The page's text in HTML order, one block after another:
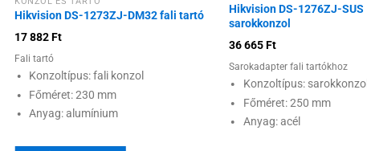
Hikvision DS-1273ZJ-DM32 fali tartó
17 882Ft
Fali tartó
Konzoltípus: fali konzol
Főméret: 230 mm
Anyag: alumínium
Hikvision DS-1276ZJ-SUS
sarokkonzol
36 665Ft
Sarokadapter fali tartókhoz
Konzoltípus: sarokkonzol
Főméret: 250 mm
Anyag: acél